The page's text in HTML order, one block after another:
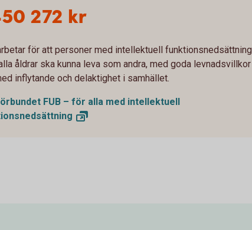
272 kr
för att personer med intellektuell funktionsnedsättning
åldrar ska kunna leva som andra, med goda levnadsvillkor
inflytande och delaktighet i samhället.
FUB – för alla med intellektuell